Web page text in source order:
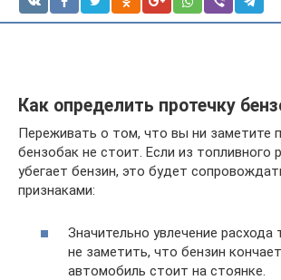
Как определить протечку
Переживать о том, что вы ни заметите
бензобак не стоит. Если из топливного
убегает бензин, это будет
признаками:
Значительно увлечение
не заметить, что бензин
автомобиль стоит на стоянке.